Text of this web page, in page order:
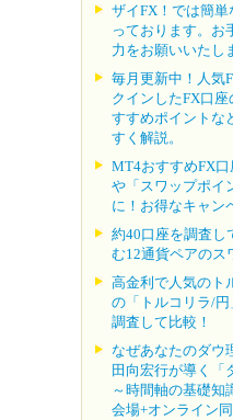
ザイFX！では簡
っております。お
力をお願いいたし
毎月更新中！人気
クインしたFX口
すすめポイントな
すく解説。
MT4おすすめFX口
や「スワップポイ
に！お得なキャン
約40口座を調査し
む12通貨ペアのス
高金利で人気のト
の「トルコリラ/
調査して比較！
なぜあなたのダウ
田向宏行が導く「
～時間軸の基礎知
会場+オンライン同